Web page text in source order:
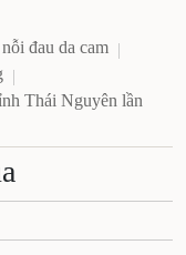
đau da cam
Thái Nguyên lần